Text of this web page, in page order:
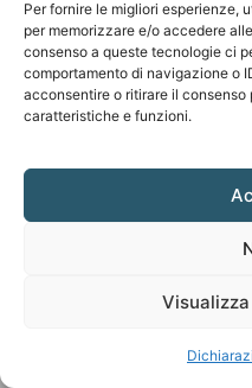
Per fornire le migliori esperienze,
per memorizzare e/o accedere
consenso a queste tecnologie ci
comportamento di navigazione o
acconsentire o ritirare il
caratteristiche e funzioni.